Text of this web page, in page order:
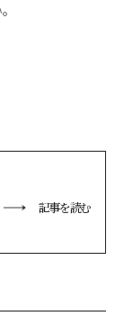
記事を読む